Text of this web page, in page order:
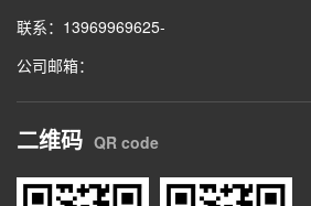
联系：13969969625-
公司邮箱：
二维码 QR code